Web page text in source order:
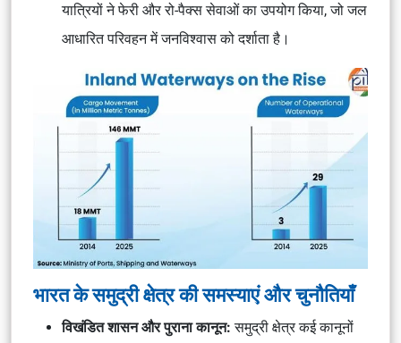
यात्रियों ने फेरी और रो-पैक्स सेवाओं का उपयोग किया, जो जल
आधारित परिवहन में जनविश्वास को दर्शाता है।
भारत के समुद्री क्षेत्र की समस्याएं और चुनौतियाँ
विखंडित शासन और पुराना कानून: समुद्री क्षेत्र कई कानूनों